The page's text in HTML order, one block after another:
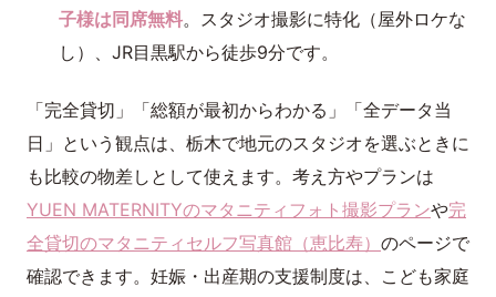
子様は同席無料。スタジオ撮影に特化（屋外ロケな
し）、JR目黒駅から徒歩9分です。
「完全貸切」「総額が最初からわかる」「全データ当
日」という観点は、栃木で地元のスタジオを選ぶときに
も比較の物差しとして使えます。考え方やプランは
YUEN MATERNITYのマタニティフォト撮影プランや完
全貸切のマタニティセルフ写真館（恵比寿） のページで
確認できます。妊娠・出産期の支援制度は、こども家庭